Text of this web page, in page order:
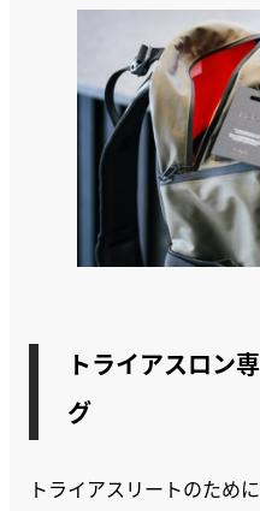
トライアスロン
グ
トライアスリートのため